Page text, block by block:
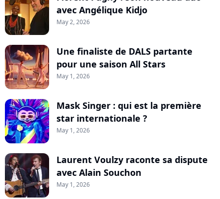
avec Angélique Kidjo
May 2, 2026
Une finaliste de DALS partante
pour une saison All Stars
May 1, 2026
Mask Singer : qui est la première
star internationale ?
May 1, 2026
Laurent Voulzy raconte sa dispute
avec Alain Souchon
May 1, 2026